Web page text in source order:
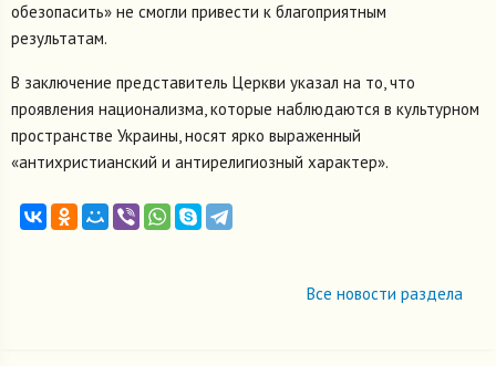
обезопасить» не смогли привести к благоприятным
результатам.
В заключение представитель Церкви указал на то, что
проявления национализма, которые наблюдаются в культурном
пространстве Украины, носят ярко выраженный
«антихристианский и антирелигиозный характер».
Все новости раздела